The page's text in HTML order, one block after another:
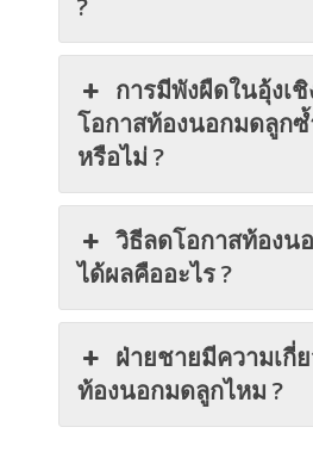
?
การมีพังผืดในอุ้งเ
โอกาสท้องนอกมดลูก
หรือไม่ ?
วิธีลดโอกาสท้องน
ได้ผลคืออะไร ?
ฝ่ายชายมีความเกี่
ท้องนอกมดลูกไหม ?